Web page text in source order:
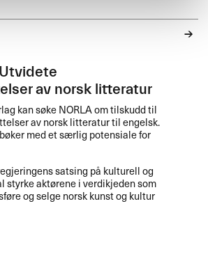
av norsk litteratur
kan søkeNORLAom tilskudd til
av norsk litteratur til engelsk.
med et særlig potensiale for
satsing på kulturell og
styrke aktørene i verdikjeden som
og selge norsk kunst og kultur